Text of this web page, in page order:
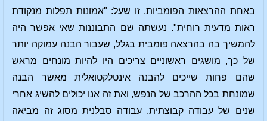
באחת ההרצאות הפומביות, זו שעל: "אמונות תפלות מנקודת
ראות מדעית רוחית". נעשתה שם התבוננות שאי אפשר היה
להמשיך בה בהרצאה פומבית בגלל, שעבור הבנה עמוקה יותר
של כך, מושגים ראשוניים צריכים היו להיות מונחים מראש
שהם פחות שייכים להבנה אינטלקטואלית מאשר הבנה
שמונחת בכל ההרכב של הנפש, ואת זה אנו יכולים להשיג אחרי
שנים של עבודה קבוצתית. עבודה סבלנית מסוג זה מביאה